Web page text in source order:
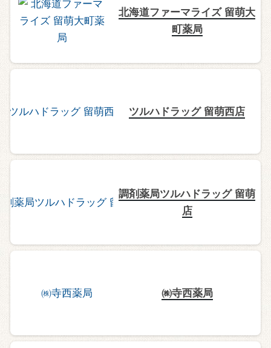
北海道ファーマライズ 留萌大
町薬局
ツルハドラッグ 留萌西店
調剤薬局ツルハドラッグ 留萌
店
㈱寺西薬局